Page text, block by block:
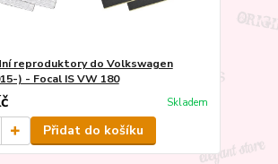
reproduktory do Volkswagen
) - Focal IS VW 180
Skladem
Přidat do košíku